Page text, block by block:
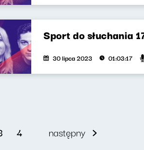
Sport do słuchania
30 lipca 2023 01:03:17
4 następny